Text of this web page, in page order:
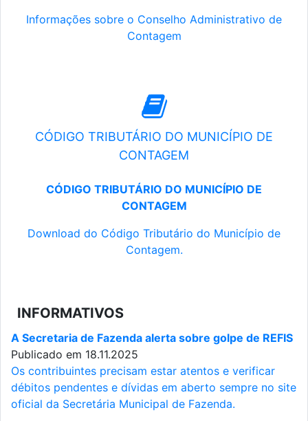
Informações sobre o Conselho Administrativo de
Contagem
CÓDIGO TRIBUTÁRIO DO MUNICÍPIO DE
CONTAGEM
CÓDIGO TRIBUTÁRIO DO MUNICÍPIO DE
CONTAGEM
Download do Código Tributário do Município de
Contagem.
INFORMATIVOS
A Secretaria de Fazenda alerta sobre golpe de REFIS
Publicado em 18.11.2025
Os contribuintes precisam estar atentos e verificar
débitos pendentes e dívidas em aberto sempre no site
oficial da Secretária Municipal de Fazenda.